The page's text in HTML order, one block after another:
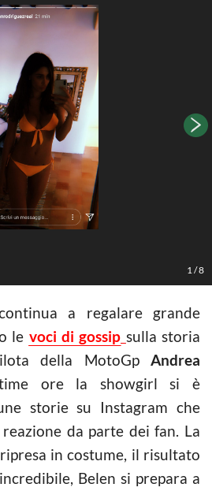
1 /8
a regalare grande
le voci di gossip sulla storia
della MotoGp Andrea
ore la showgirl si è
storie su Instagram che
da parte dei fan. La
in costume, il risultato
Belen si prepara a